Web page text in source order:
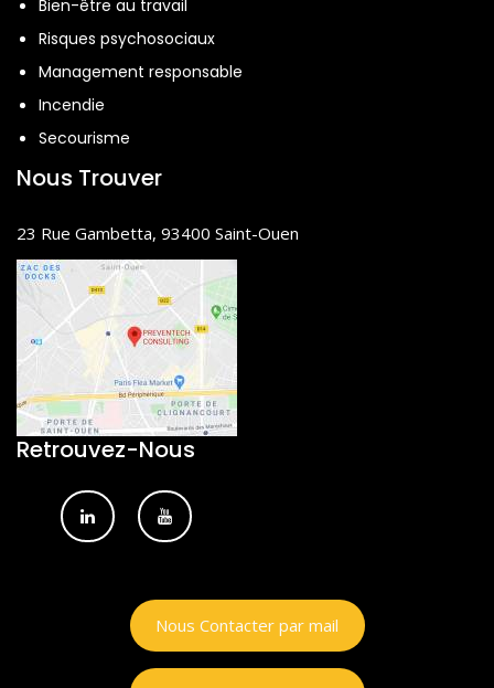
Bien-être au travail
Risques psychosociaux
Management responsable
Incendie
Secourisme
Nous Trouver
23 Rue Gambetta, 93400 Saint-Ouen
Retrouvez-Nous
Nous Contacter par mail